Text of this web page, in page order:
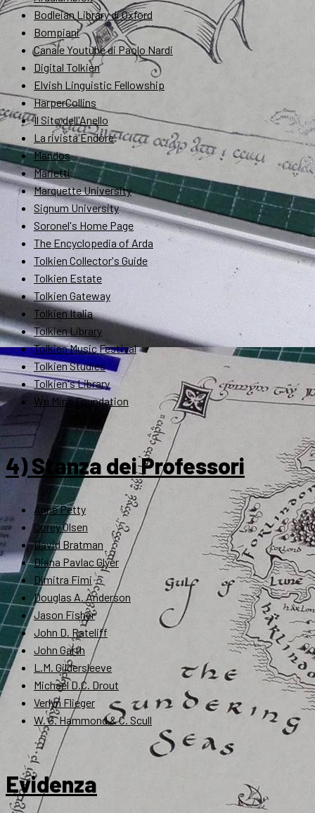
Bodleian Library di Oxford
Bompiani
Canale Youtube di Paolo Nardi
Digital Tolkien
Elvish Linguistic Fellowship
HarperCollins
Il Sito dell'Anello
La rivista Endóre
Mandos
Marietti
Marquette University
Signum University
Soronel's Home Page
The Encyclopedia of Arda
Tolkien Collector's Guide
Tolkien Estate
Tolkien Gateway
Tolkien Italia
Tolkien Library
Tolkien Music Festival
Tolkien Studies
Tolkien's Library
Wu Ming Foundation
4) Stanza dei Professori
Anne Petty
Corey Olsen
David Bratman
Diana Pavlac Glyer
Dimitra Fimi
Douglas A. Anderson
Jason Fisher
John D. Rateliff
John Garth
L.M. Gildersleeve
Michael D.C. Drout
Verlyn Flieger
W. G. Hammond & C. Scull
Evidenza